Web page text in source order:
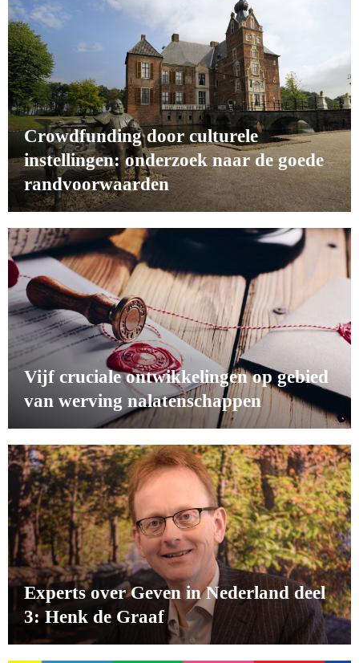
Crowdfunding door culturele
instellingen: onderzoek naar de goede
randvoorwaarden
Vijf cruciale ontwikkelingen op gebied
van werving nalatenschappen
Experts over Geven in Nederland deel
3: Henk de Graaf